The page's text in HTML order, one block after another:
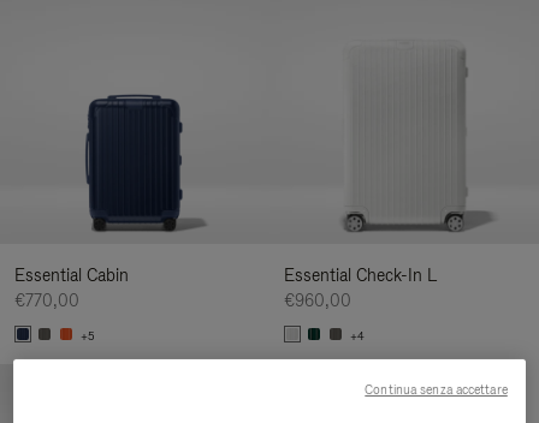
Essential Cabin
€770,00
+5
Essential Check-In L
€960,00
+4
Continua senza accettare